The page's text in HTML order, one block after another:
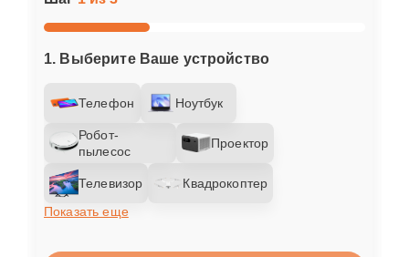
1. Выберите Ваше устройство
Телефон Ноутбук
Робот-
пылесос
Проектор
Телевизор
Квадрокоптер
Показать еще